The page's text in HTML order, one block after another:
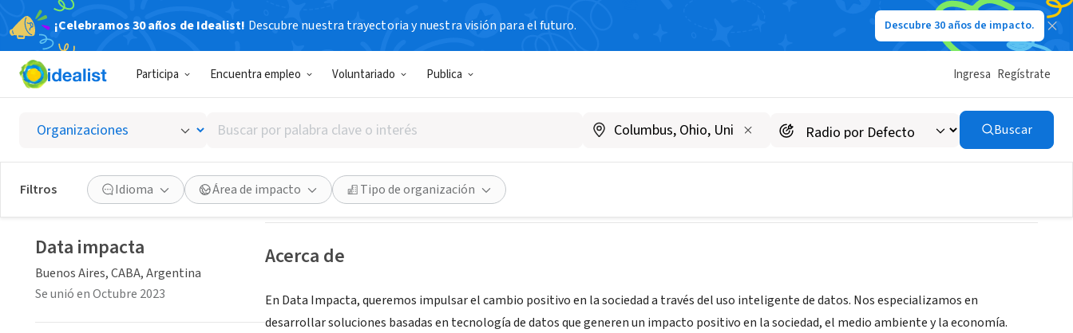
¡Celebramos 30 años de Idealist! Descubre nuestra trayectoria y nuestra visión para el futuro. Descubre 30 años de impacto.
Participa Encuentra empleo Voluntariado Publica Ingresa Regístrate
Buscar
por
palabra
clave
o
interés
Buscar
Filtros Idioma Área de impacto Tipo de organización
Data impacta
Buenos Aires, CABA, Argentina
Guardar Compartir
Acerca de
En Data Impacta, queremos impulsar el cambio positivo en la sociedad a través del uso inteligente de datos. Nos especializamos en
desarrollar soluciones basadas en tecnología de datos que generen un impacto positivo en la sociedad, el medio ambiente y la economía.
Data impacta
Buenos Aires, CABA, Argentina
Se unió en Octubre 2023